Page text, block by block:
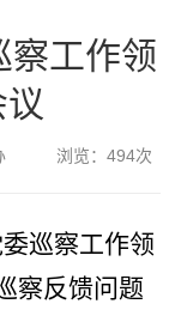
察工作领
浏览： 494次
巡察工作领
察反馈问题